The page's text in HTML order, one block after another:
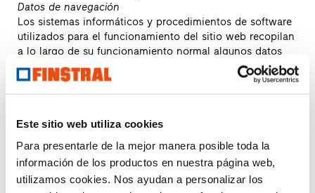
Este sitio web utiliza cookies
Para presentarle de la mejor manera posible toda la
información de los productos en nuestra página web,
utilizamos cookies. Nos ayudan a personalizar los
Datos de navegación
Los sistemas informáticos y procedimientos de software
utilizados para el funcionamiento del sitio web recopilan
a lo largo de su funcionamiento normal algunos datos
personales cuya transmisión se produce mediante el uso
de protocolos de comunicación de Internet.
A esta categoría de datos pertenecen las direcciones IP
dispositivos finales utilizados por los usuarios, las
direcciones como URI/URL (Uniform Ressource
Identifier/Locator) de los recursos solicitados, el horario
de la solicitud, los métodos con los que se envió la
solicitud al servidor, el tamaño del archivo recibido como